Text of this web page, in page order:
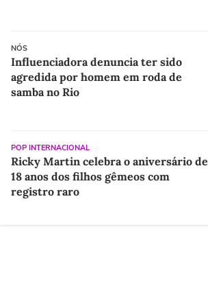
NÓS
Influenciadora denuncia ter sido
agredida por homem em roda de
samba no Rio
POP INTERNACIONAL
Ricky Martin celebra o aniversário de
18 anos dos filhos gêmeos com
registro raro